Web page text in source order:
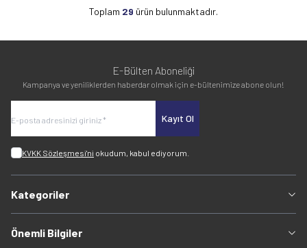
Toplam 29 ürün bulunmaktadır.
E-Bülten Aboneliği
Kampanya ve yeniliklerden haberdar olmak için e-bültenimize abone olun!
Kayıt Ol
KVKK Sözleşmesi'ni okudum, kabul ediyorum.
Kategoriler
Önemli Bilgiler